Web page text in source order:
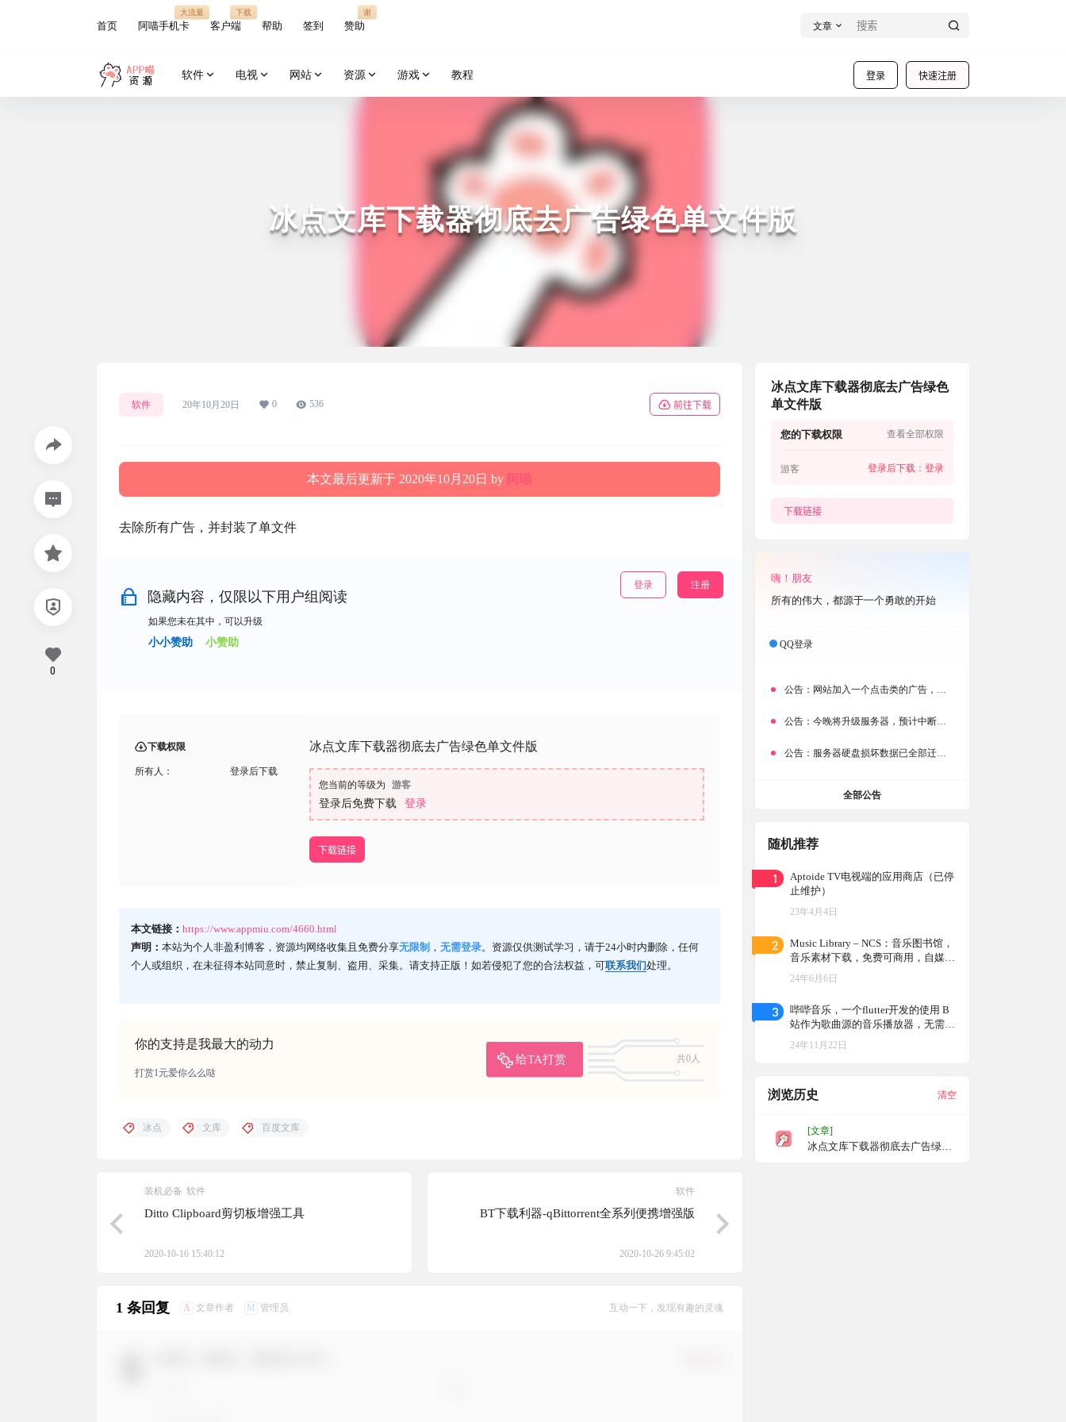
首页 阿喵手机卡
大流量
客户端
下载
帮助 签到 赞助
谢
文章
登录 快速注册
软件 电视 网站 资源 游戏 教程
冰点文库下载器彻底去广告绿色单文件版
软件 20年10月20日 0 536 前往下载
本文最后更新于 2020年10月20日 by 阿喵
去除所有广告，并封装了单文件
隐藏内容，仅限以下用户组阅读
如果您未在其中，可以升级
小小赞助 小赞助
登录 注册
下载权限
所有人： 登录后下载
冰点文库下载器彻底去广告绿色单文件版
您当前的等级为 游客
登录后免费下载 登录
下载链接
本文链接： https://www.appmiu.com/4660.html
声明： 本站为个人非盈利博客，资源均网络收集且免费分享无限制 ， 无需登录。资源仅供测试学习，请于24小时内删除，任何
个人或组织，在未征得本站同意时，禁止复制、盗用、采集。请支持正版！如若侵犯了您的合法权益，可联系我们处理。
你的支持是我最大的动力
给TA打赏
共0人
打赏1元爱你么么哒
0
冰点 文库 百度文库
装机必备 软件
Ditto Clipboard剪切板增强工具
2020-10-16 15:40:12
软件
BT下载利器-qBittorrent全系列便携增强版
2020-10-26 9:45:02
1 条回复 A 文章作者 M 管理员 互动一下，发现有趣的灵魂
冰点文库下载器彻底去广告绿色
单文件版
您的下载权限 查看全部权限
游客 登录后下载： 登录
下载链接
嗨！朋友
所有的伟大，都源于一个勇敢的开始
QQ登录
公告： 网站加入一个点击类的广告，大家点击下载按钮需要注意
公告： 今晚将升级服务器，预计中断时常为1分钟
公告： 服务器硬盘损坏数据已全部迁移备份，网站恢复完成！
全部公告
随机推荐
1
Aptoide TV电视端的应用商店（已停
止维护）
23年4月4日
2
Music Library – NCS：音乐图书馆，
音乐素材下载，免费可商用，自媒体
必备NCS
24年6月6日
3
哔哔音乐，一个flutter开发的使用 B
站作为歌曲源的音乐播放器，无需登
录，听歌自由
24年11月22日
浏览历史 清空
[文章]
冰点文库下载器彻底去广告绿色